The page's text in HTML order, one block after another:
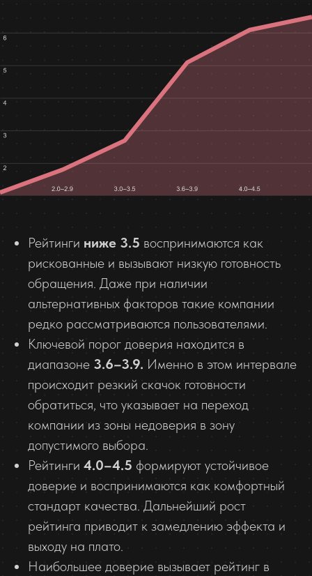
Рейтинги ниже 3.5 воспринимаются как
рискованные и вызывают низкую готовность
обращения. Даже при наличии
альтернативных факторов такие компании
редко рассматриваются пользователями.
Ключевой порог доверия находится в
диапазоне 3.6–3.9. Именно в этом интервале
происходит резкий скачок готовности
обратиться, что указывает на переход
компании из зоны недоверия в зону
допустимого выбора.
Рейтинги 4.0–4.5 формируют устойчивое
доверие и воспринимаются как комфортный
стандарт качества. Дальнейший рост
рейтинга приводит к замедлению эффекта и
выходу на плато.
Наибольшее доверие вызывает рейтинг в